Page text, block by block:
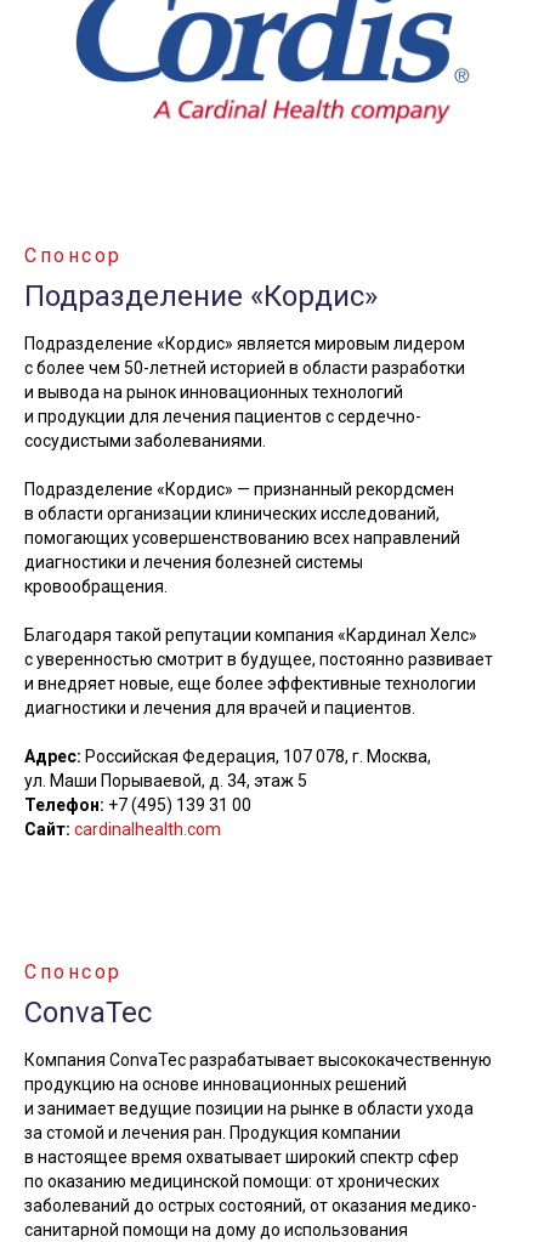
Спонсор
Подразделение «Кордис»
Подразделение «Кордис» является мировым лидером
с более чем 50-летней историей в области разработки
и вывода на рынок инновационных технологий
и продукции для лечения пациентов с сердечно-
сосудистыми заболеваниями.
Подразделение «Кордис» — признанный рекордсмен
в области организации клинических исследований,
помогающих усовершенствованию всех направлений
диагностики и лечения болезней системы
кровообращения.
Благодаря такой репутации компания «Кардинал Хелс»
с уверенностью смотрит в будущее, постоянно развивает
и внедряет новые, еще более эффективные технологии
диагностики и лечения для врачей и пациентов.
Адрес: Российская Федерация, 107 078, г. Москва,
ул. Маши Порываевой, д. 34, этаж 5
Телефон: +7 (495) 139 31 00
Сайт: cardinalhealth.com
Спонсор
ConvaTec
Компания ConvaTec разрабатывает высококачественную
продукцию на основе инновационных решений
и занимает ведущие позиции на рынке в области ухода
за стомой и лечения ран. Продукция компании
в настоящее время охватывает широкий спектр сфер
по оказанию медицинской помощи: от хронических
заболеваний до острых состояний, от оказания медико-
санитарной помощи на дому до использования